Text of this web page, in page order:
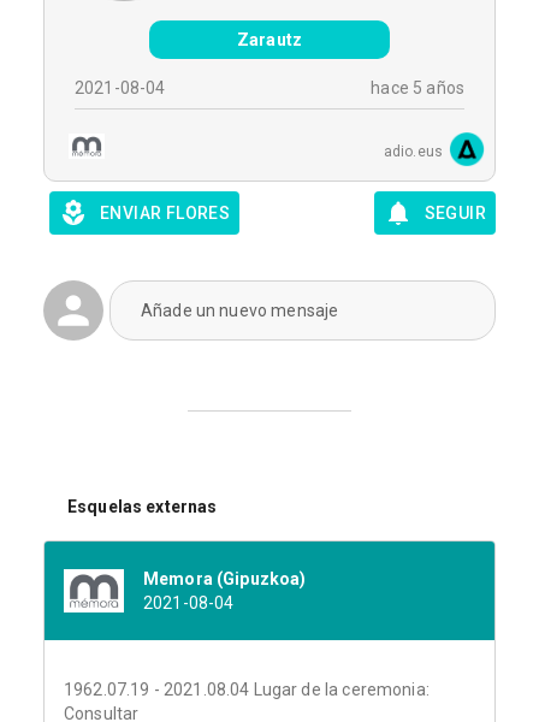
Zarautz
2021-08-04 hace 5 años
adio.eus
ENVIAR FLORES SEGUIR
Añade un nuevo mensaje
Esquelas externas
Memora (Gipuzkoa)
2021-08-04
1962.07.19 - 2021.08.04 Lugar de la ceremonia:
Consultar